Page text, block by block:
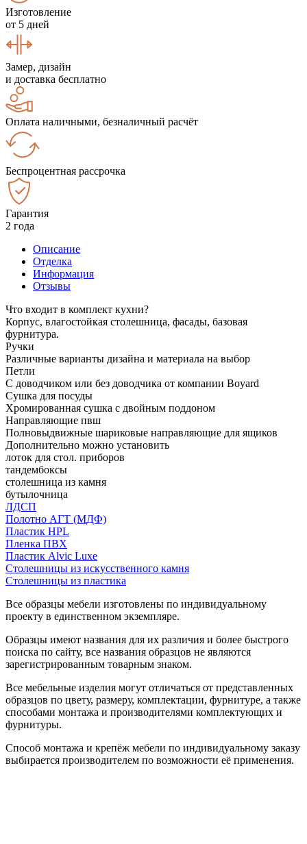
Изготовление
от 5 дней
Замер, дизайн
и доставка бесплатно
Оплата наличными, безналичный расчёт
Беспроцентная рассрочка
Гарантия
2 года
Описание
Отделка
Информация
Отзывы
Что входит в комплект кухни?
Корпус, влагостойкая столешница, фасады, базовая
фурнитура.
Ручки
Различные варианты дизайна и материала на выбор
Петли
С доводчиком или без доводчика от компании Boyard
Сушка для посуды
Хромированная сушка с двойным поддоном
Направляющие пвш
Полновыдвижные шариковые направляющие для ящиков
Дополнительно можно установить
лоток для стол. приборов
тандембоксы
столешница из камня
бутылочница
ЛДСП
Полотно АГТ (МДФ)
Пластик HPL
Пленка ПВХ
Пластик Alvic Luxe
Столешницы из искусственного камня
Столешницы из пластика
Все образцы мебели изготовлены по индивидуальному
проекту в единственном экземпляре.
Образцы имеют названия для их различия и более быстрого
поиска по сайту, все названия образцов не являются
зарегистрированным товарным знаком.
Все мебельные изделия могут отличаться от представленных
образцов по цвету, размеру, комплектации, фурнитуре, а также
способами монтажа и производителями комплектующих и
фурнитуры.
Способ монтажа и крепёж мебели по индивидуальному заказу
выбирается производителем по возможности её применения.